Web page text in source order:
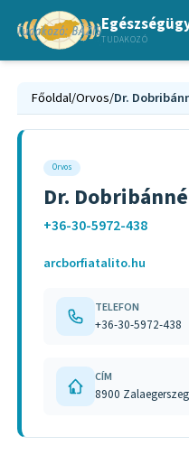
TUDAKOZÓ
Főoldal/Orvos/
Orvos
Dr.
+36-30-5972-438
arcborfiatalito.hu
TELEFON
+36-30-5972-438
CÍM
8900